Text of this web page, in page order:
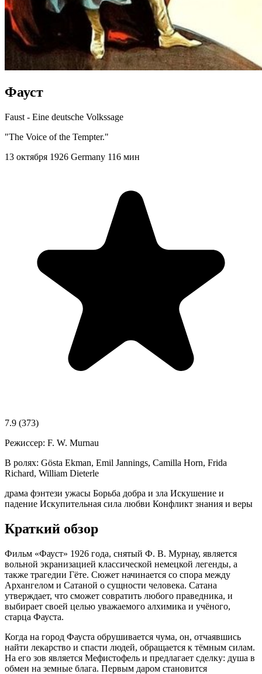
Фауст
Faust - Eine deutsche Volkssage
"The Voice of the Tempter."
13 октября 1926 Germany 116 мин
7.9 (373)
Режиссер: F. W. Murnau
В ролях: Gösta Ekman, Emil Jannings, Camilla Horn, Frida
Richard, William Dieterle
драма фэнтези ужасы Борьба добра и зла Искушение и
падение Искупительная сила любви Конфликт знания и веры
Краткий обзор
Фильм «Фауст» 1926 года, снятый Ф. В. Мурнау, является
вольной экранизацией классической немецкой легенды, а
также трагедии Гёте. Сюжет начинается со спора между
Архангелом и Сатаной о сущности человека. Сатана
утверждает, что сможет совратить любого праведника, и
выбирает своей целью уважаемого алхимика и учёного,
старца Фауста.
Когда на город Фауста обрушивается чума, он, отчаявшись
найти лекарство и спасти людей, обращается к тёмным силам.
На его зов является Мефистофель и предлагает сделку: душа в
обмен на земные блага. Первым даром становится